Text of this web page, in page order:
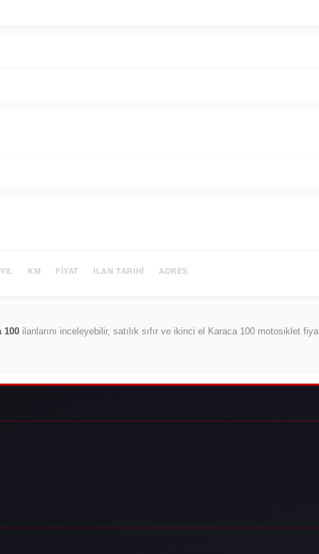
YIL KM FIYAT İLAN TARIHI ADRES
100 ilanlarını inceleyebilir, satılık sıfır ve ikinci el Karaca 100 motosiklet